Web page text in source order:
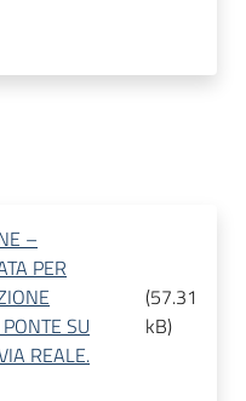
–
PER
SU
REALE.
(57.31
kB)